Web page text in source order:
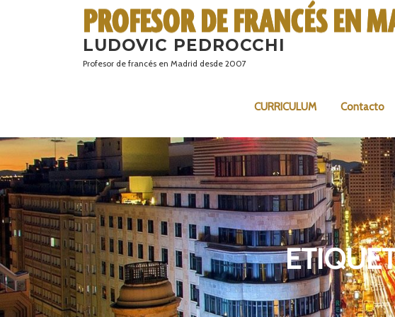
LUDOVIC PEDROCCHI
Profesor de francés en Madrid desde 2007
CURRICULUM Contacto